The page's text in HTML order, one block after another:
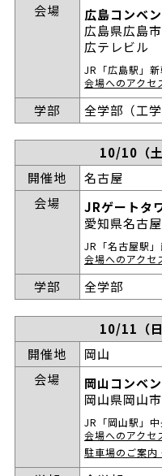
会場
広島コンベ
広島県広島
広テレビル
JR「広島駅」
会場へのアク
学部 全学部（工学
10/10（
開催地
名古屋
会場
JRゲートタ
愛知県名古
JR「名古屋駅」
会場へのアク
学部 全学部
10/11（
開催地
岡山
会場
岡山コンベ
岡山県岡山
JR「岡山駅」
会場へのアク
駐車場のご案